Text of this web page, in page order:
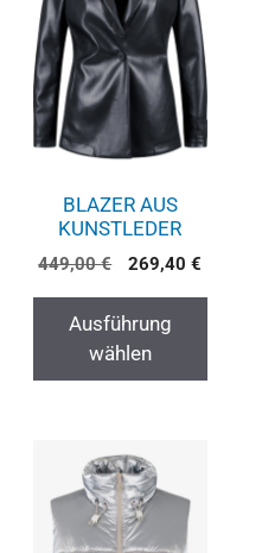
BLAZER AUS
KUNSTLEDER
449,00€ 269,40€
Ausführung
wählen